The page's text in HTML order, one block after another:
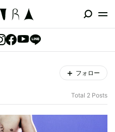
フォロー
Total 2 Posts